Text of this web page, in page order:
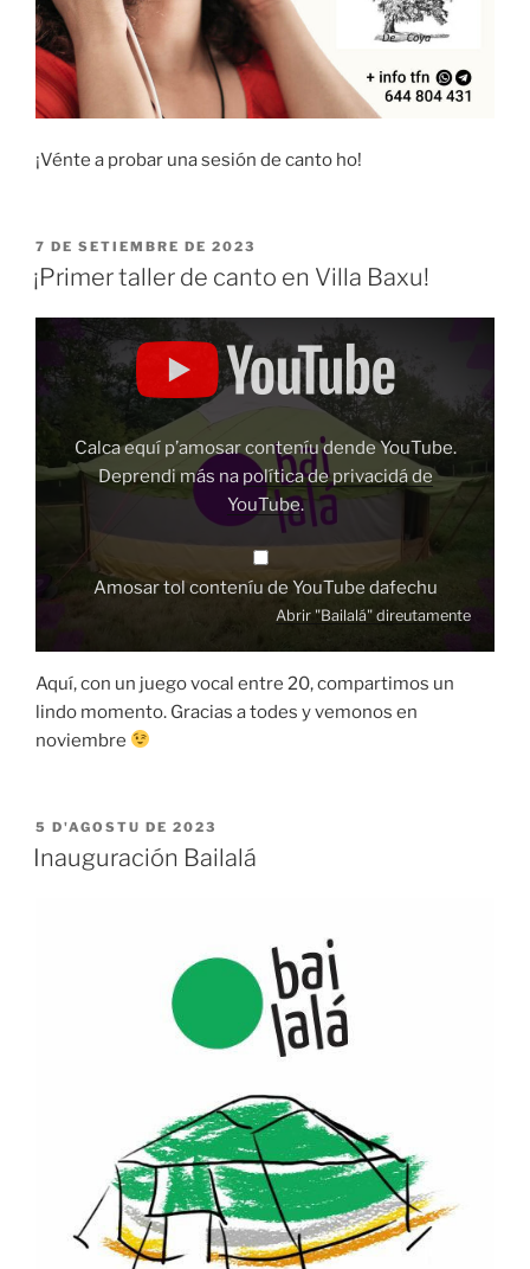
¡Vénte a probar una sesión de canto ho!
ESPUBLIZÁU
EN
7 DE SETIEMBRE DE 2023
¡Primer taller de canto en Villa Baxu!
Amosar
"Bailalá"
dende
YouTube
Calca equí p’amosar conteníu dende YouTube.
Deprendi más na política de privacidá de
YouTube.
Amosar tol conteníu de YouTube dafechu
Abrir "Bailalá" direutamente
Aquí, con un juego vocal entre 20, compartimos un
lindo momento. Gracias a todes y vemonos en
noviembre
ESPUBLIZÁU
EN
5 D'AGOSTU DE 2023
Inauguración Bailalá